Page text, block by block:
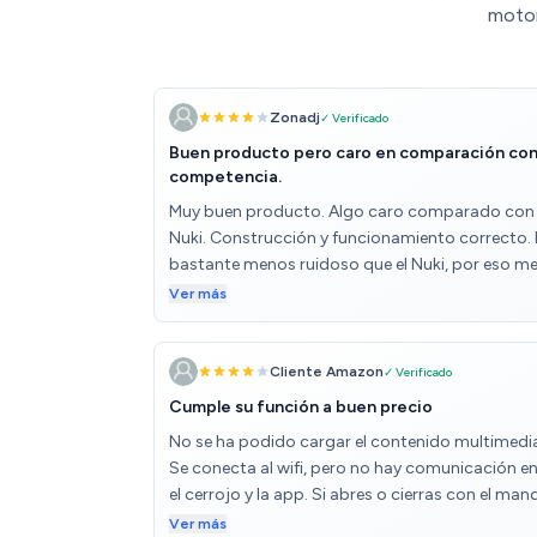
Zonadj✓ Verificado
Buen producto pero caro en comparación
competencia.
Muy buen producto. Algo caro comparado con
Nuki. Construcción y funcionamiento correcto.
bastante menos ruidoso que el Nuki, por eso me
decanté por el pese al aumento sustancial de
precio. Con el Yale Connect tengo acceso a la
cerradura desde cualquier lado. La pega es que
tiene bluetooth 4.2 cuando la competencia tiene
ya 5.0 y siendo que acaba de salir al mercado
deberían haberlo implementado, por temas de
alcance, seguridad y ahorro de batería. En la
faltan opciones como un modo noche y que te
dejaría decir el número de vueltas que quieres
de o poder ajustar el rango del bluetooth
Ver más
Cliente Amazon✓ Verificado
Cumple su función a buen precio
No se ha podido cargar el contenido
Se conecta al wifi, pero no hay comunicación
el cerrojo y la app. Si abres o cierras con el
no hay reflejo en la app de ese movimiento, ni el
Ver más